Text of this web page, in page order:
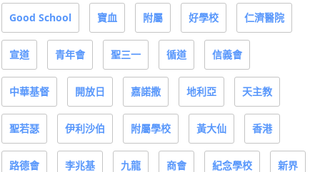
Good School 寶血 附屬 好學校 仁濟醫院
宣道 青年會 聖三一 循道 信義會
中華基督 開放日 嘉諾撒 地利亞 天主教
聖若瑟 伊利沙伯 附屬學校 黃大仙 香港
路德會 李兆基 九龍 商會 紀念學校 新界